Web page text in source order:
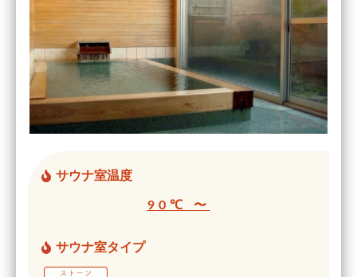
サウナ室温度
90℃ 〜
サウナ室タイプ